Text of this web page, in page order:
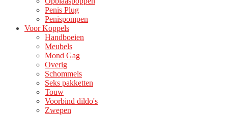
Penis Plug
Penispompen
Voor Koppels
Handboeien
Meubels
Mond Gag
Overig
Schommels
Seks pakketten
Touw
Voorbind dildo's
Zwepen